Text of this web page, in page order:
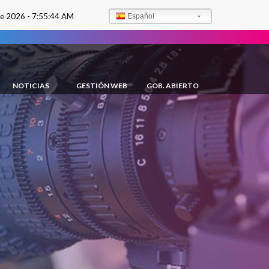
2026 - 7:55:45 AM Español
NOTICIAS GESTIÓN WEB GOB. ABIERTO